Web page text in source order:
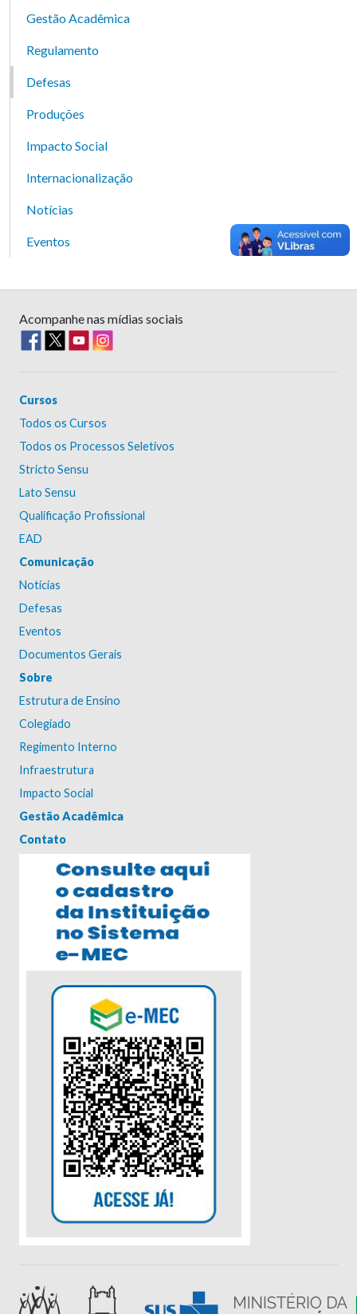
Gestão Acadêmica
Regulamento
Defesas
Produções
Impacto Social
Internacionalização
Notícias
Eventos
Acompanhe nas mídias sociais
Cursos
Todos os Cursos
Todos os Processos Seletivos
Stricto Sensu
Lato Sensu
Qualificação Profissional
EAD
Comunicação
Notícias
Defesas
Eventos
Documentos Gerais
Sobre
Estrutura de Ensino
Colegiado
Regimento Interno
Infraestrutura
Impacto Social
Gestão Acadêmica
Contato